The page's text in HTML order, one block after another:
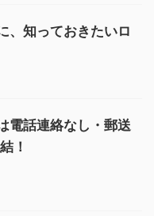
、知っておきたいロ
電話連絡なし・郵送
！